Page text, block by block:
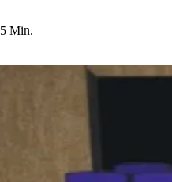
5 Min.